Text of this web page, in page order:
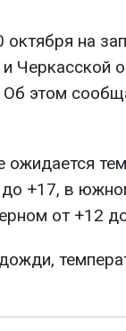
октября на
Черкасской
этом
ожидается
+17, в
от +12